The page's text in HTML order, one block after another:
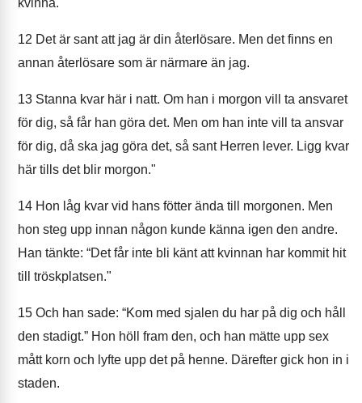
kvinna.
12 Det är sant att jag är din återlösare. Men det finns en
annan återlösare som är närmare än jag.
13 Stanna kvar här i natt. Om han i morgon vill ta ansvaret
för dig, så får han göra det. Men om han inte vill ta ansvar
för dig, då ska jag göra det, så sant Herren lever. Ligg kvar
här tills det blir morgon."
14 Hon låg kvar vid hans fötter ända till morgonen. Men
hon steg upp innan någon kunde känna igen den andre.
Han tänkte: “Det får inte bli känt att kvinnan har kommit hit
till tröskplatsen."
15 Och han sade: “Kom med sjalen du har på dig och håll
den stadigt.” Hon höll fram den, och han mätte upp sex
mått korn och lyfte upp det på henne. Därefter gick hon in i
staden.